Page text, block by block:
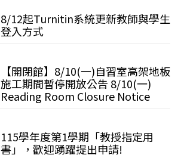
8/12起Turnitin系統更新教師與學生
登入方式
【開閉館】8/10(一)自習室高架地板
施工期間暫停開放公告 8/10(一)
Reading Room Closure Notice
115學年度第1學期「教授指定用
書」，歡迎踴躍提出申請!